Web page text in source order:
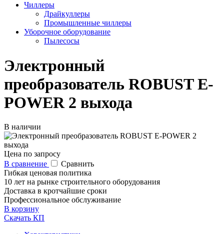
Чиллеры
Драйкуллеры
Промышленные чиллеры
Уборочное оборудование
Пылесосы
Электронный
преобразователь ROBUST E-
POWER 2 выхода
В наличии
Цена по запросу
В сравнение
Сравнить
Гибкая ценовая политика
10 лет на рынке строительного оборудования
Доставка в кротчайшие сроки
Профессиональное обслуживание
В корзину
Скачать КП